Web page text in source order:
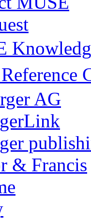
AG
& Francis